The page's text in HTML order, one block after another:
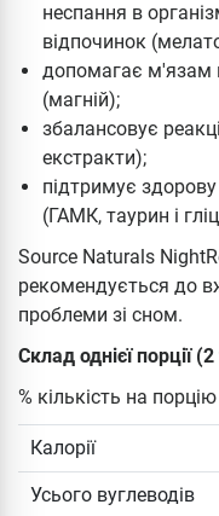
неспання в
відпочинок
допомагає м'язам
(магній);
збалансовує
екстракти);
підтримує
(ГАМК, таурин і
Source Naturals
рекомендується до
проблеми зі сном.
Склад однієї порції
% кількість на
Калорії
Усього вуглеводів